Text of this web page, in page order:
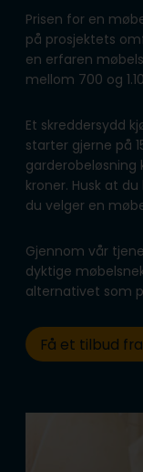
Prisen for en
på prosjektets
en erfaren
mellom 700 og
Et skreddersydd
starter gjerne på
garderobeløsning
kroner. Husk at
du velger en
Gjennom vår
dyktige
alternativet som
Få et tilbud